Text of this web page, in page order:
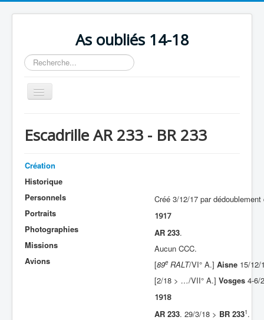
As oubliés 14-18
Rechercher
Basculer
la
Chronologie
Escadrilles
Organisation
Avions
Formation
Doctrines
Escadrille AR 233 - BR 233
Création
Historique
Personnels
Portraits
Photographies
Missions
Avions
Créé 3/12/17 par
1917
AR 233.
Aucun CCC.
[89e RALT/VI° A.] Aisne 15/12/
[2/18 > …/VII° A.] Vosges 4-6/
1918
AR 233. 29/3/18 > BR 2331.